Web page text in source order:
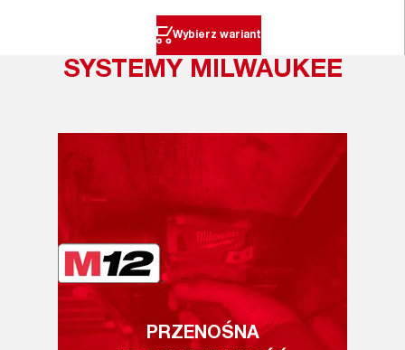
Wybierz wariant
SYSTEMY MILWAUKEE
PRZENOŚNA